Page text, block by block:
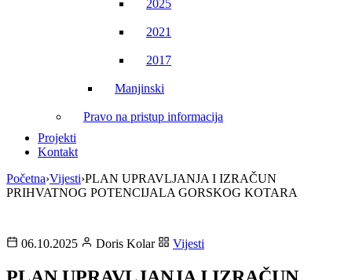
2025
2021
2017
Manjinski
Pravo na pristup informacija
Projekti
Kontakt
Početna›Vijesti›PLAN UPRAVLJANJA I IZRAČUN
PRIHVATNOG POTENCIJALA GORSKOG KOTARA
06.10.2025 Doris Kolar Vijesti